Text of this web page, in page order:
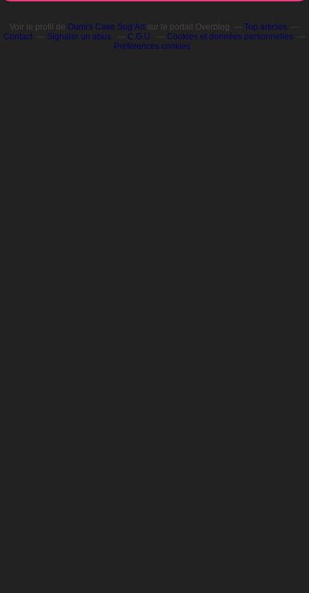
Voir le profil de Oumi's Cake Sug’Art sur le portail Overblog
Top articles
Contact
Signaler un abus C.G.U.
Cookies et données personnelles
Préférences cookies